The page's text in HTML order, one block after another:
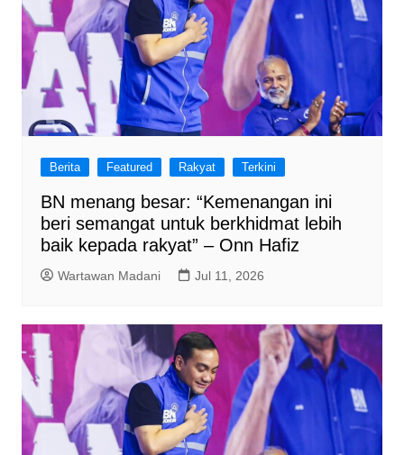
Berita Featured Rakyat Terkini
BN menang besar: “Kemenangan ini
beri semangat untuk berkhidmat lebih
baik kepada rakyat” – Onn Hafiz
Wartawan Madani Jul 11, 2026